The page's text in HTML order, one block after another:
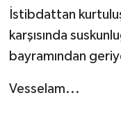
İstibdattan
karşısında
bayramından
Vesselam...